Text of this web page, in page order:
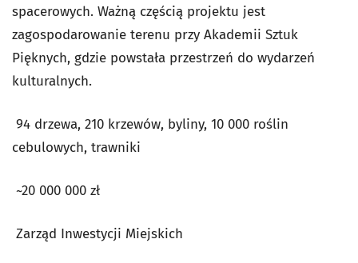
spacerowych. Ważną częścią projektu jest
zagospodarowanie terenu przy Akademii Sztuk
Pięknych, gdzie powstała przestrzeń do wydarzeń
kulturalnych.
94 drzewa, 210 krzewów, byliny, 10 000 roślin
cebulowych, trawniki
~20 000 000 zł
Zarząd Inwestycji Miejskich